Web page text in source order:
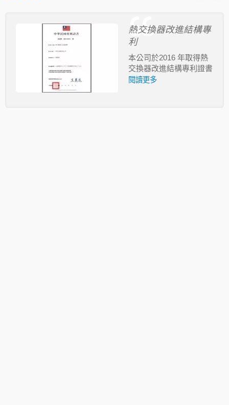
熱交換器改進結構專
利
本公司於2016 年取得熱
交換器改進結構專利證書
閱讀更多